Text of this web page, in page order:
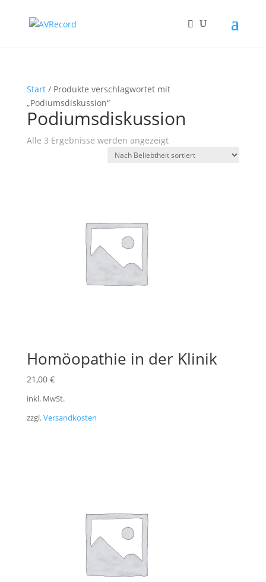
Start/ Produkte verschlagwortet mit
„Podiumsdiskussion“
Podiumsdiskussion
Alle 3 Ergebnisse werden angezeigtNach
Beliebtheit
Homöopathie in der Klinik
21,00 €
inkl. MwSt.
zzgl.Versandkosten